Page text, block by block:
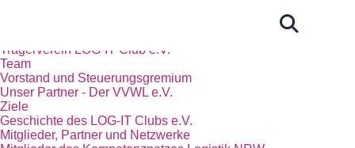
Trägerverein LOG-IT Club e.V.
Team
Vorstand und Steuerungsgremium
Unser Partner - Der VVWL e.V.
Ziele
Geschichte des LOG-IT Clubs e.V.
Mitglieder, Partner und Netzwerke